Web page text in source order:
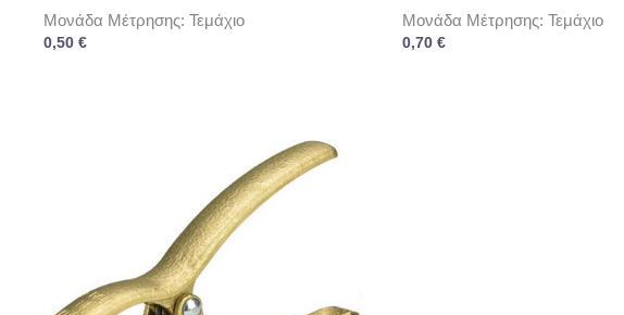
Μονάδα Μέτρησης: Τεμάχιο
0,50 €
Μονάδα Μέτρησης: Τεμάχιο
0,70 €